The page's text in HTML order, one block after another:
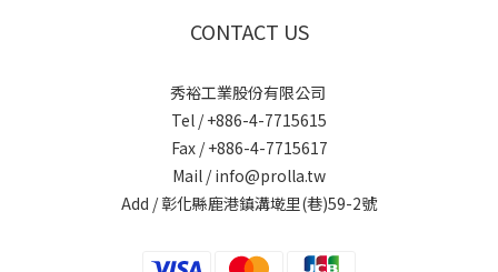
CONTACT US
秀裕工業股份有限公司
Tel / +886-4-7715615
Fax / +886-4-7715617
Mail / info@prolla.tw
Add / 彰化縣鹿港鎮溝墘里(巷)59-2號